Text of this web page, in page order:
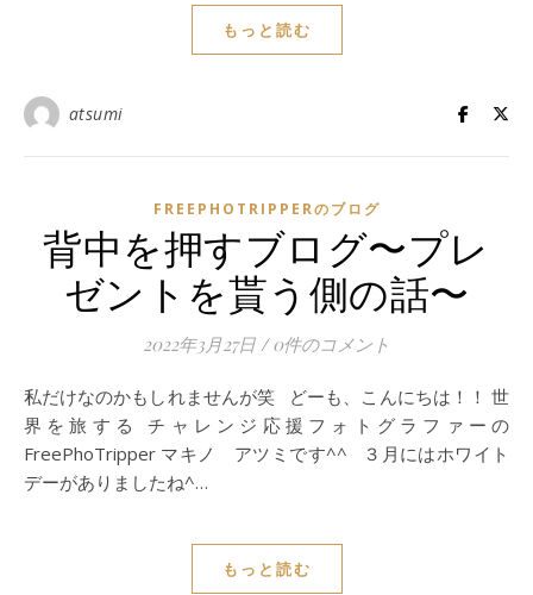
もっと読む
atsumi
FREEPHOTRIPPERのブログ
背中を押すブログ〜プレ
ゼントを貰う側の話〜
2022年3月27日 / 0件のコメント
私だけなのかもしれませんが笑 どーも、こんにちは！！ 世
界を旅する チャレンジ応援フォトグラファーの
FreePhoTripper マキノ アツミです^^ ３月にはホワイト
デーがありましたね^…
もっと読む